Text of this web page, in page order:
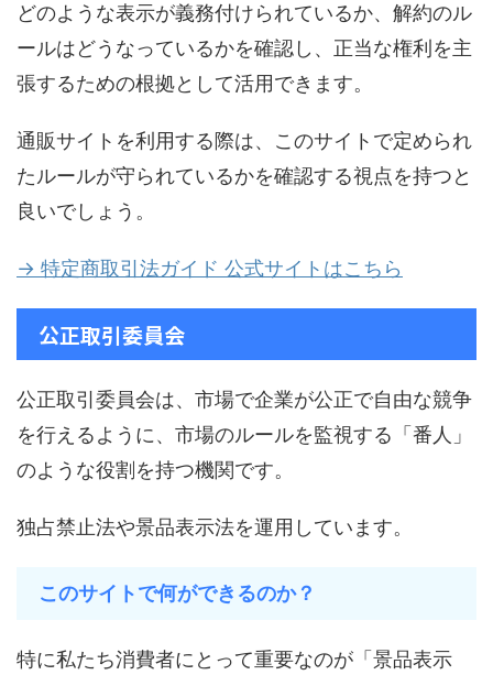
どのような表示が義務付けられているか、解約のル
ールはどうなっているかを確認し、正当な権利を主
張するための根拠として活用できます。
通販サイトを利用する際は、このサイトで定められ
たルールが守られているかを確認する視点を持つと
良いでしょう。
→ 特定商取引法ガイド 公式サイトはこちら
公正取引委員会
公正取引委員会は、市場で企業が公正で自由な競争
を行えるように、市場のルールを監視する「番人」
のような役割を持つ機関です。
独占禁止法や景品表示法を運用しています。
このサイトで何ができるのか？
特に私たち消費者にとって重要なのが「景品表示